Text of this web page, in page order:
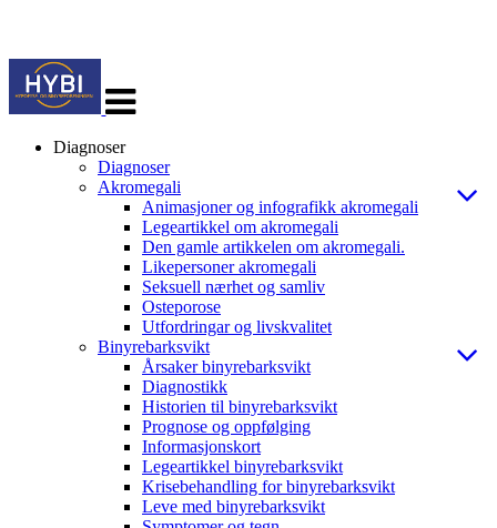
navigasjon
Diagnoser
Diagnoser
Akromegali
Animasjoner og infografikk akromegali
Legeartikkel om akromegali
Den gamle artikkelen om akromegali.
Likepersoner akromegali
Seksuell nærhet og samliv
Osteporose
Utfordringar og livskvalitet
Binyrebarksvikt
Årsaker binyrebarksvikt
Diagnostikk
Historien til binyrebarksvikt
Prognose og oppfølging
Informasjonskort
Legeartikkel binyrebarksvikt
Krisebehandling for binyrebarksvikt
Leve med binyrebarksvikt